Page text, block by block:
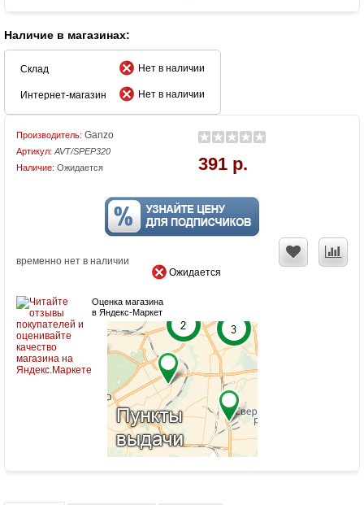
Наличие в магазинах:
Склад Нет в наличии
Интернет-магазин Нет в наличии
Производитель: Ganzo
Артикул: AVT/SPEP320
Наличие: Ожидается 391 р.
временно нет в наличии
Ожидается
Оценка магазина
в Яндекс-Маркет